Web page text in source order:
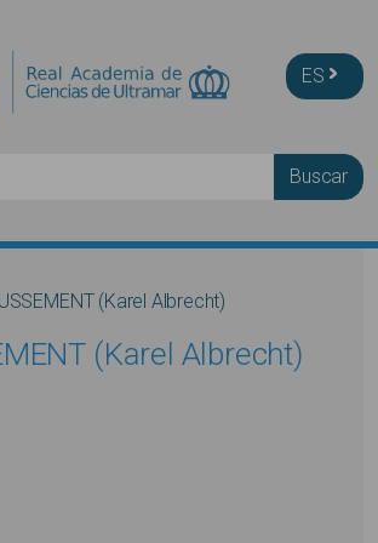
ES
(Karel Albrecht)
(Karel Albrecht)